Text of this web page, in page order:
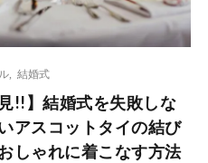
,結婚式
!!】結婚式を失敗しな
アスコットタイの結び
しゃれに着こなす方法